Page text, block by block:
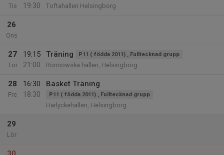
Tis
19:30
Toftahallen Helsingborg
26
Ons
27
Tor
19:15
21:00
Träning P11 ( födda 2011) , Fulltecknad grupp
Rönnowska hallen, Helsingborg
28
Fre
16:30
18:30
Basket Träning
P11 ( födda 2011) , Fulltecknad grupp
Harlyckehallen, Helsingborg
29
Lör